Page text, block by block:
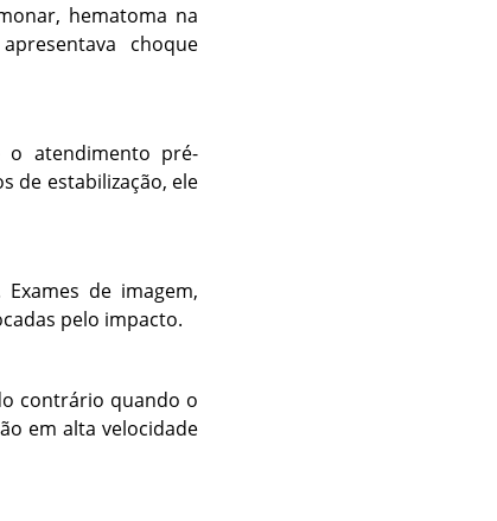
hematoma na
choque
o atendimento pré-
de estabilização, ele
de imagem,
pelo impacto.
contrário quando o
em alta velocidade